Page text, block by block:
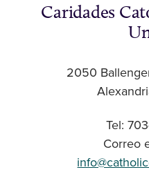
Caridades
2050
Tel:
Correo